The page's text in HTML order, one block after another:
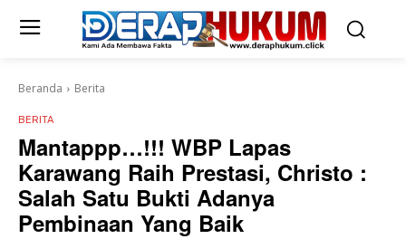
Beranda Berita
BERITA
Mantappp…!!! WBP Lapas
Karawang Raih Prestasi, Christo :
Salah Satu Bukti Adanya
Pembinaan Yang Baik